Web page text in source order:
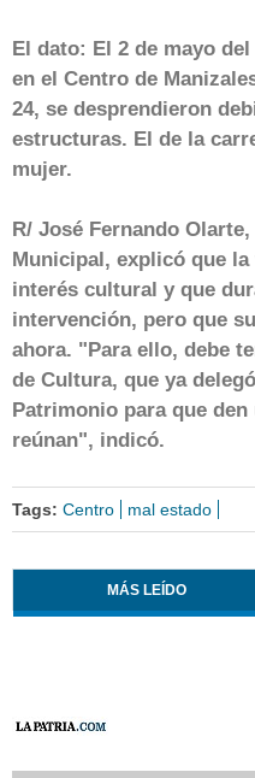
El dato: El 2 de mayo
en el Centro de
24, se desprendieron
estructuras. El de la
mujer.
R/ José Fernando
Municipal, explicó que
interés cultural y que
intervención, pero que
ahora. "Para ello, debe
de Cultura, que ya
Patrimonio para que
reúnan", indicó.
Tags: Centro mal estado
MÁS LEÍDO